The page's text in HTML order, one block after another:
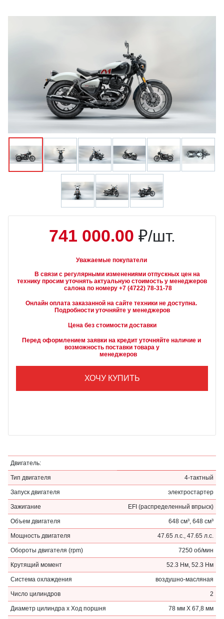
741 000.00 ₽/шт.
Уважаемые покупатели
технику просим уточнять актуальную стоимость у менеджеров
Онлайн оплата заказанной на сайте техники не доступна.
Подробности уточняйте у менеджеров
Цена без стоимости доставки
Перед оформлением заявки на кредит уточняйте наличие и
возможность поставки товара у
        менеджеров
ХОЧУ КУПИТЬ
Двигатель:
Тип двигателя 4-тактный
Запуск двигателя электростартер
Зажигание EFI (распределенный впрыск)
Объем двигателя 648 см³, 648 см³
Мощность двигателя 47.65 л.с., 47.65 л.с.
Обороты двигателя (rpm) 7250 об/мин
Крутящий момент 52.3 Нм, 52.3 Нм
Система охлаждения воздушно-масляная
Число цилиндров 2
Диаметр цилиндра x Ход поршня 78 мм X 67,8 мм